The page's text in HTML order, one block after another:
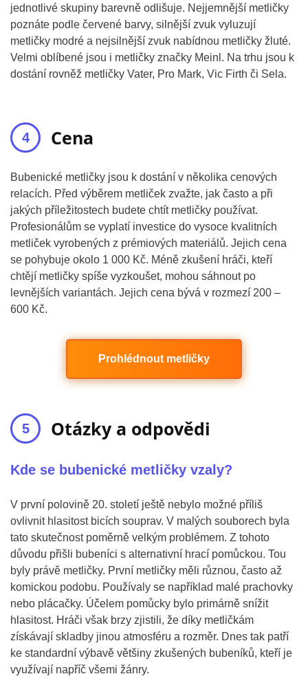
jednotlivé skupiny barevně odlišuje. Nejjemnější metličky
poznáte podle červené barvy, silnější zvuk vyluzují
metličky modré a nejsilnější zvuk nabídnou metličky žluté.
Velmi oblíbené jsou i metličky značky Meinl. Na trhu jsou k
dostání rovněž metličky Vater, Pro Mark, Vic Firth či Sela.
Cena
Bubenické metličky jsou k dostání v několika cenových
relacích. Před výběrem metliček zvažte, jak často a při
jakých příležitostech budete chtít metličky používat.
Profesionálům se vyplatí investice do vysoce kvalitních
metliček vyrobených z prémiových materiálů. Jejich cena
se pohybuje okolo 1 000 Kč. Méně zkušení hráči, kteří
chtějí metličky spíše vyzkoušet, mohou sáhnout po
levnějších variantách. Jejich cena bývá v rozmezí 200 –
600 Kč.
Prohlédnout metličky
Otázky a odpovědi
Kde se bubenické metličky vzaly?
V první polovině 20. století ještě nebylo možné příliš
ovlivnit hlasitost bicích souprav. V malých souborech byla
tato skutečnost poměrně velkým problémem. Z tohoto
důvodu přišli bubeníci s alternativní hrací pomůckou. Tou
byly právě metličky. První metličky měli různou, často až
komickou podobu. Používaly se například malé prachovky
nebo plácačky. Účelem pomůcky bylo primárně snížit
hlasitost. Hráči však brzy zjistili, že díky metličkám
získávají skladby jinou atmosféru a rozměr. Dnes tak patří
ke standardní výbavě většiny zkušených bubeníků, kteří je
využívají napříč všemi žánry.